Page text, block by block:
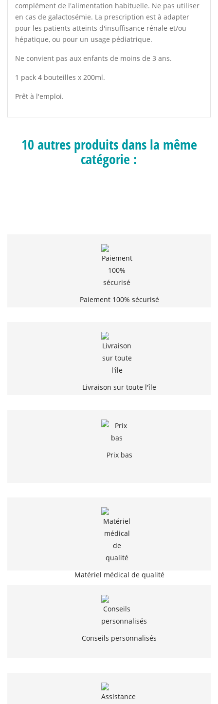
complément de l'alimentation habituelle. Ne pas utiliser
en cas de galactosémie. La prescription est à adapter
pour les patients atteints d'insuffisance rénale et/ou
hépatique, ou pour un usage pédiatrique.
Ne convient pas aux enfants de moins de 3 ans.
1 pack 4 bouteilles x 200ml.
Prêt à l'emploi.
10 autres produits dans la même
catégorie :
Paiement 100% sécurisé
Livraison sur toute l'île
Prix bas
Matériel médical de qualité
Conseils personnalisés